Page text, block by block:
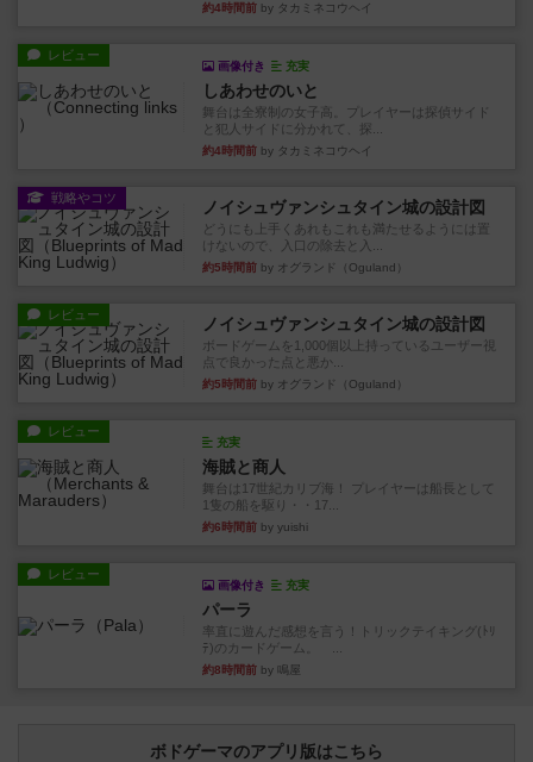
約4時間前 by タカミネコウヘイ
レビュー
画像付き 充実
しあわせのいと
舞台は全寮制の女子高。プレイヤーは探偵サイド
と犯人サイドに分かれて、探...
約4時間前 by タカミネコウヘイ
戦略やコツ ノイシュヴァンシュタイン城の設計図
どうにも上手くあれもこれも満たせるようには置
けないので、入口の除去と入...
約5時間前 by オグランド（Oguland）
レビュー ノイシュヴァンシュタイン城の設計図
ボードゲームを1,000個以上持っているユーザー視
点で良かった点と悪か...
約5時間前 by オグランド（Oguland）
レビュー
充実
海賊と商人
舞台は17世紀カリブ海！ プレイヤーは船長として
1隻の船を駆り・・17...
約6時間前 by yuishi
レビュー
画像付き 充実
パーラ
率直に遊んだ感想を言う！トリックテイキング(ﾄﾘ
ﾃ)のカードゲーム。 ...
約8時間前 by 鳴屋
ボドゲーマのアプリ版はこちら